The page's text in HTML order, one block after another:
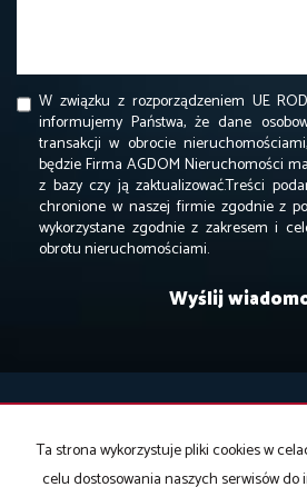
W związku z rozporządzeniem UE
informujemy Państwa, że dane
transakcji w obrocie
będzie Firma AGDOM Nieruchomości
z bazy czy ją zaktualizować.Treści
chronione w naszej firmie zgodnie z
wykorzystane zgodnie z zakresem i
obrotu nieruchomościami.
T: +48 731 366 966
Ta strona wykorzystuje pliki cookies w
celu dostosowania naszych serwisów